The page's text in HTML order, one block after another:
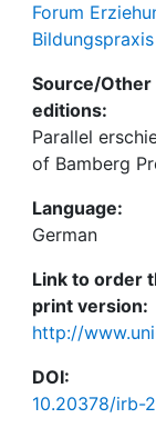
Forum
Source/Other
editions:
Parallel
of Bamberg
Language:
German
Link to order
print version:
http://
DOI:
10.20378/irb-